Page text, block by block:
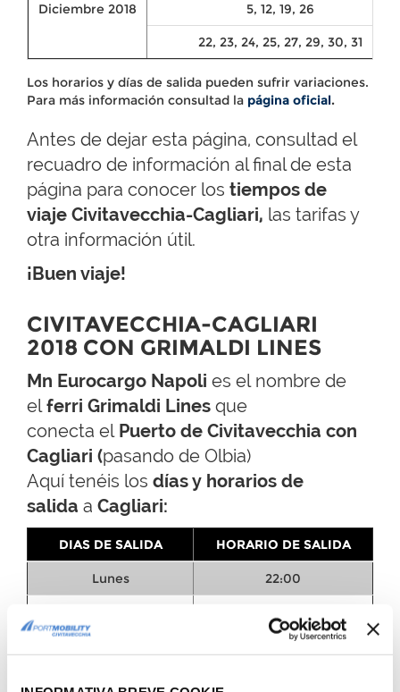
Diciembre 2018 5, 12, 19, 26
22, 23, 24, 25, 27, 29, 30, 31
Los horarios y días de salida pueden sufrir variaciones.
Para más información consultad la página oficial.
Antes de dejar esta página, consultad el
recuadro de información al final de esta
página para conocer los tiempos de
viaje Civitavecchia-Cagliari, las tarifas y
otra información útil.
¡Buen viaje!
CIVITAVECCHIA-CAGLIARI
2018 CON GRIMALDI LINES
Mn Eurocargo Napoli es el nombre de
elferri Grimaldi Lines que
conecta elPuerto de Civitavecchia con
Cagliari (pasando de Olbia)
Aquí tenéis los días y horarios de
salida a Cagliari:
DIAS DE SALIDA HORARIO DE SALIDA
Lunes 22:00